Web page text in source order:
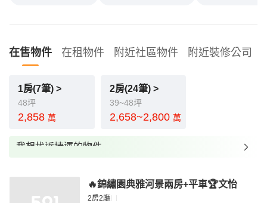
在售物件 在租物件 附近社區物件 附近裝修公司
1房(7筆) >
48坪
2,858 萬
2房(24筆) >
39~48坪
2,658~2,800 萬
我想找近捷運的物件
我想找配備瓦斯爐的物件
🔥錦繡園典雅河景兩房+平車🏆️文怡
2房2廳